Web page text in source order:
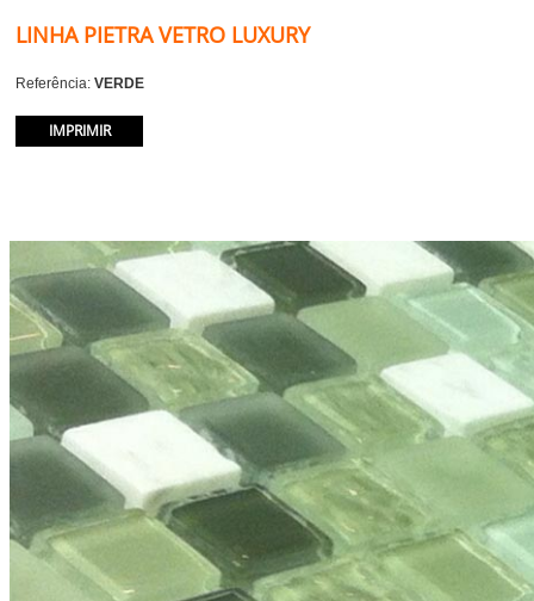
LINHA PIETRA VETRO LUXURY
Referência: VERDE
IMPRIMIR